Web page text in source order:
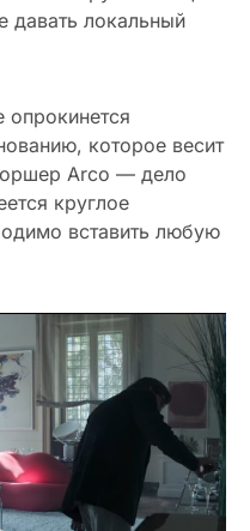
давать локальный
опрокинется
которое весит
Arco — дело
круглое
вставить любую